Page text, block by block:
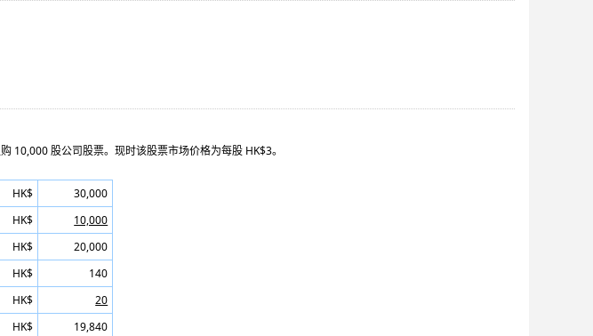
10,000 股公司股票。现时该股票市场价格为每股 HK$3。
HK$
30,000
HK$
10,000
HK$
20,000
HK$
140
HK$
20
HK$ 19,840